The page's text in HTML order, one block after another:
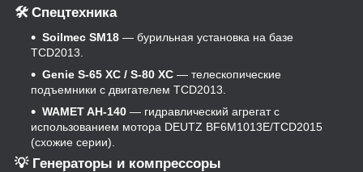
🛠 Спецтехника
Soilmec SM18 — бурильная установка на базе
TCD2013.
Genie S‑65 XC / S‑80 XC — телескопические
подъемники с двигателем TCD2013.
WAMET AH‑140 — гидравлический агрегат с
использованием мотора DEUTZ BF6M1013E/TCD2015
(схожие серии).
💡 Генераторы и компрессоры